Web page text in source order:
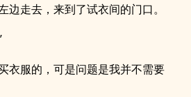
边走去，来到了试衣间的门口。
衣服的，可是问题是我并不需要